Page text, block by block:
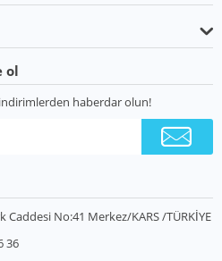
ol
haberdar olun!
No:41 Merkez/KARS /TÜRKİYE
36